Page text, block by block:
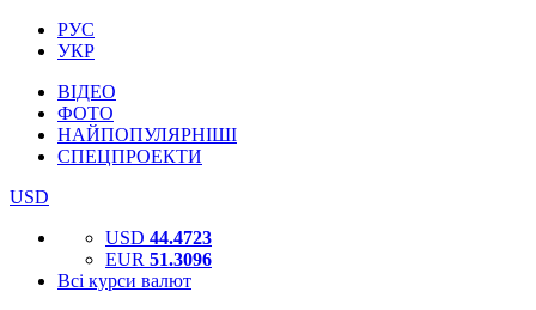
РУС
УКР
ВІДЕО
ФОТО
НАЙПОПУЛЯРНІШІ
СПЕЦПРОЕКТИ
USD
USD 44.4723
EUR 51.3096
Всі курси валют